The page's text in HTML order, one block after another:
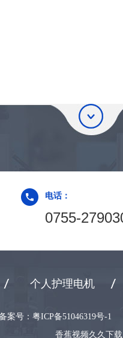
电话：
0755-
个人护理电机
案号： 粤ICP备51046319号-1
香蕉视频久久下载